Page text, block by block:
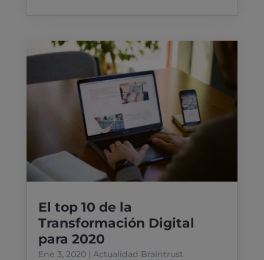
El top 10 de la
Transformación Digital
para 2020
Ene 3, 2020| Actualidad Braintrust